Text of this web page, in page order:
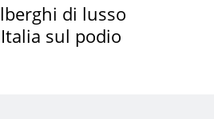
di lusso
sul podio